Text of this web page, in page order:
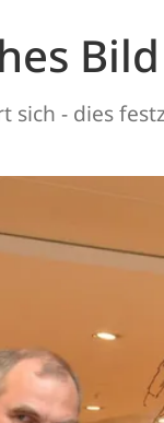
sich - dies